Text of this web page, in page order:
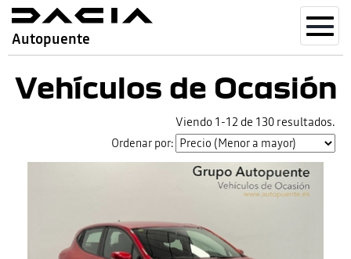
Autopuente
Vehículos de Ocasión
Viendo 1-12 de 130 resultados.
Ordenar por: